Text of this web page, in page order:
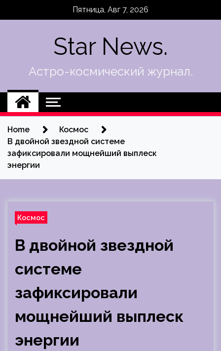
Пятница, Авг 7, 2026
Star News.
Астро-космический журнал.
Home
Космос
В двойной звездной системе
зафиксировали мощнейший выплеск
энергии
Космос
В двойной звездной
системе
зафиксировали
мощнейший выплеск
энергии